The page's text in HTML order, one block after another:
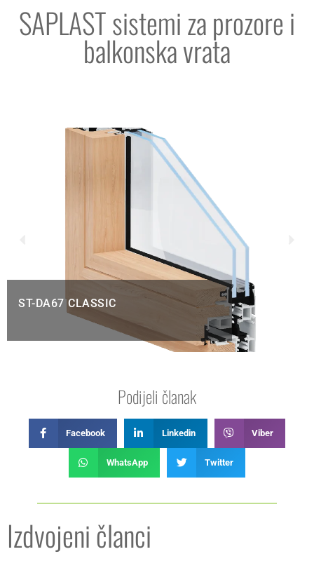
SAPLAST sistemi za prozore i
balkonska vrata
ST-DA67 CLASSIC
Podijeli članak
Facebook Linkedin Viber
WhatsApp Twitter
Izdvojeni članci